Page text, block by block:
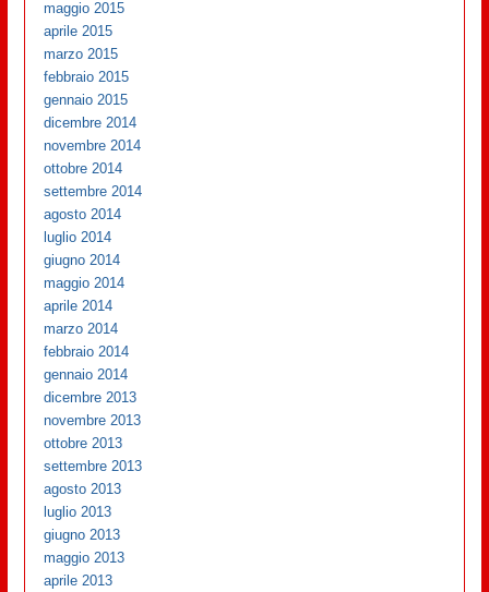
maggio 2015
aprile 2015
marzo 2015
febbraio 2015
gennaio 2015
dicembre 2014
novembre 2014
ottobre 2014
settembre 2014
agosto 2014
luglio 2014
giugno 2014
maggio 2014
aprile 2014
marzo 2014
febbraio 2014
gennaio 2014
dicembre 2013
novembre 2013
ottobre 2013
settembre 2013
agosto 2013
luglio 2013
giugno 2013
maggio 2013
aprile 2013